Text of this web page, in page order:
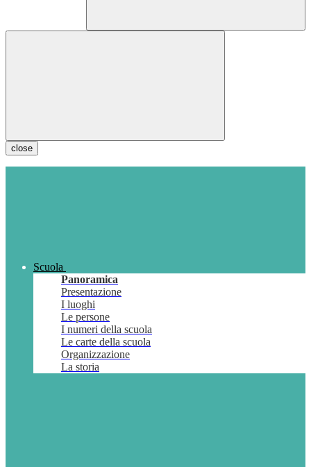
close
Scuola
Panoramica
Presentazione
I luoghi
Le persone
I numeri della scuola
Le carte della scuola
Organizzazione
La storia